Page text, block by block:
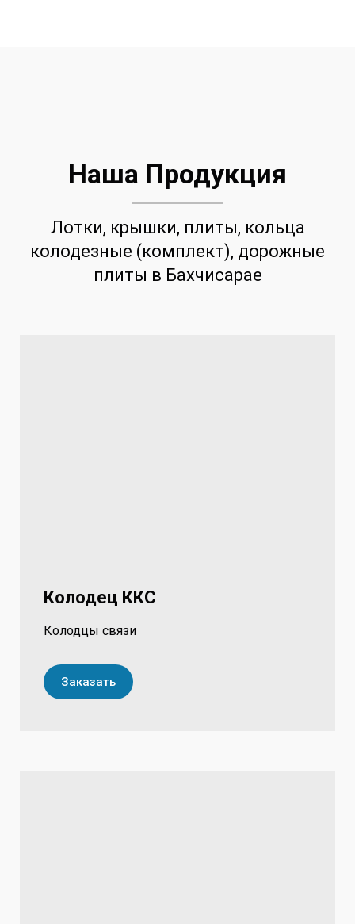
Наша Продукция
Лотки, крышки, плиты, кольца
колодезные (комплект), дорожные
плиты в Бахчисарае
Колодец ККС
Колодцы связи
Заказать